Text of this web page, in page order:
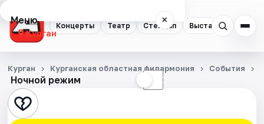
Концерты Театр Стендап Выставки
Меню ×
Курган
Концерты
Театр
Стендап
Ночной режим ☾
Курган Курганская областная филармония События